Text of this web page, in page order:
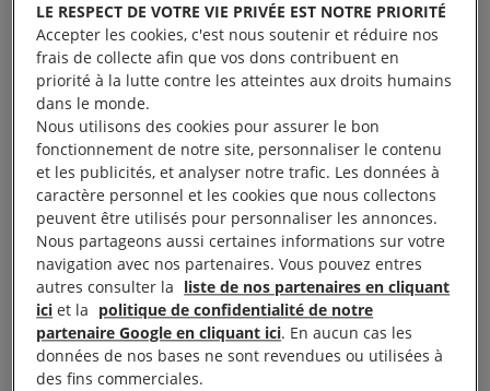
à 2024, il restait toutefois trop élevé pour la plupart
des foyers.
Paul Biya, au pouvoir depuis 43 ans, a été déclaré
vainqueur de l’élection présidentielle d’octobre.
Liberté d’association et de
réunion
En janvier, l’avocate Alice Nkom, présidente du
LE RESPECT DE VOTRE VIE PRIVÉE EST NOTRE PRIORITÉ
Accepter les cookies, c'est nous soutenir et réduire nos
frais de collecte afin que vos dons contribuent en
priorité à la lutte contre les atteintes aux droits humains
dans le monde.
Nous utilisons des cookies pour assurer le bon
fonctionnement de notre site, personnaliser le contenu
et les publicités, et analyser notre trafic. Les données à
caractère personnel et les cookies que nous collectons
peuvent être utilisés pour personnaliser les annonces.
Nous partageons aussi certaines informations sur votre
navigation avec nos partenaires. Vous pouvez entres
autres consulter la liste de nos partenaires en cliquant
ici et la politique de confidentialité de notre
partenaire Google en cliquant ici. En aucun cas les
données de nos bases ne sont revendues ou utilisées à
des fins commerciales.